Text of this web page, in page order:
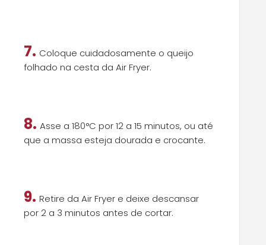
7. Coloque cuidadosamente o queijo
folhado na cesta da Air Fryer.
8.Asse a 180°C por 12 a 15 minutos, ou até
que a massa esteja dourada e crocante.
9.Retire da Air Fryer e deixe descansar
por 2 a 3 minutos antes de cortar.